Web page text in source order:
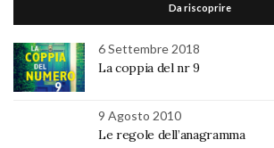
Da riscoprire
6 Settembre 2018
La coppia del nr 9
9 Agosto 2010
Le regole dell’anagramma